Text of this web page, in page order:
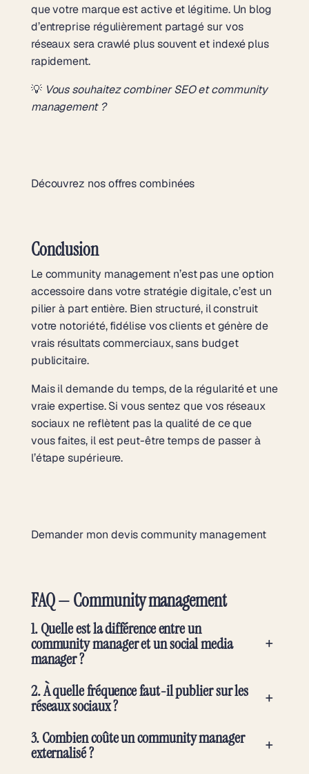
que votre marque est active et légitime. Un blog
d’entreprise régulièrement partagé sur vos
réseaux sera crawlé plus souvent et indexé plus
rapidement.
💡 Vous souhaitez combiner SEO et community
management ?
Découvrez nos offres combinées
Conclusion
Le community management n’est pas une option
accessoire dans votre stratégie digitale, c’est un
pilier à part entière. Bien structuré, il construit
votre notoriété, fidélise vos clients et génère de
vrais résultats commerciaux, sans budget
publicitaire.
Mais il demande du temps, de la régularité et une
vraie expertise. Si vous sentez que vos réseaux
sociaux ne reflètent pas la qualité de ce que
vous faites, il est peut-être temps de passer à
l’étape supérieure.
Demander mon devis community management
FAQ — Community management
1. Quelle est la différence entre un
community manager et un social media
manager ?
+
2. À quelle fréquence faut-il publier sur les
réseaux sociaux ?
+
3. Combien coûte un community manager
externalisé ?
+